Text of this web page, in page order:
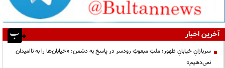
آخرین اخبار
سربازانِ خیابانِ ظهور؛ ملتِ مبعوثِ رودسر در پاسخ به دشمن: «خیابان‌ها را به ناامیدان
نمی‌دهیم»